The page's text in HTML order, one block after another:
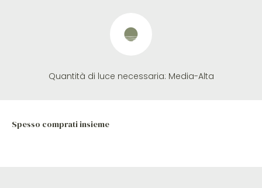
Quantità di luce necessaria: Media-Alta